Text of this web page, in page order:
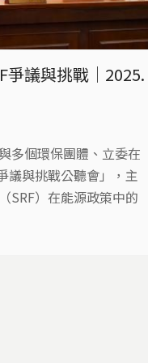
爭議與挑戰｜2025.
多個環保團體、立委在
議與挑戰公聽會」，主
SRF）在能源政策中的